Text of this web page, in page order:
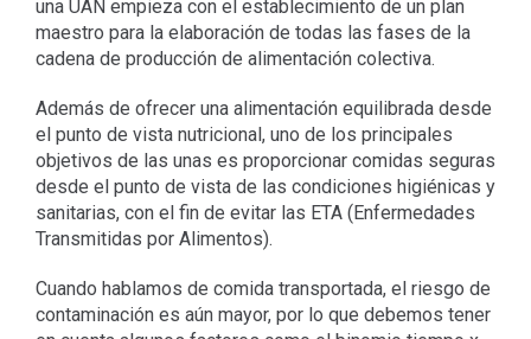
una UAN empieza con el establecimiento de un plan
maestro para la elaboración de todas las fases de la
cadena de producción de alimentación colectiva.
Además de ofrecer una alimentación equilibrada desde
el punto de vista nutricional, uno de los principales
objetivos de las unas es proporcionar comidas seguras
desde el punto de vista de las condiciones higiénicas y
sanitarias, con el fin de evitar las ETA (Enfermedades
Transmitidas por Alimentos).
Cuando hablamos de comida transportada, el riesgo de
contaminación es aún mayor, por lo que debemos tener